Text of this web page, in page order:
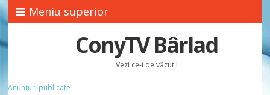
Meniu superior
ConyTV Bârlad
Vezi ce-i de văzut !
Anunțuri publicate